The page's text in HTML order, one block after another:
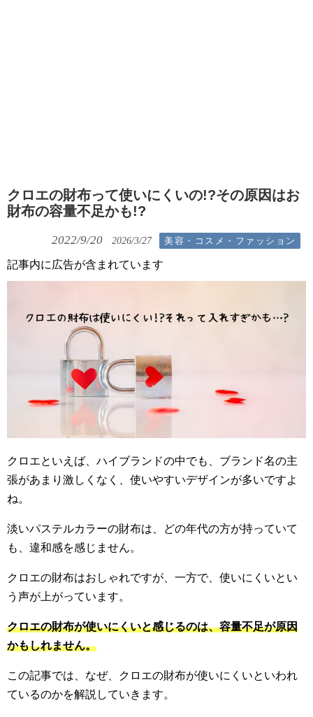
クロエの財布って使いにくいの!?その原因はお
財布の容量不足かも!?
2022/9/20 2026/3/27 美容・コスメ・ファッション
記事内に広告が含まれています
クロエといえば、ハイブランドの中でも、ブランド名の主
張があまり激しくなく、使いやすいデザインが多いですよ
ね。
淡いパステルカラーの財布は、どの年代の方が持っていて
も、違和感を感じません。
クロエの財布はおしゃれですが、一方で、使いにくいとい
う声が上がっています。
クロエの財布が使いにくいと感じるのは、容量不足が原因
かもしれません。
この記事では、なぜ、クロエの財布が使いにくいといわれ
ているのかを解説していきます。